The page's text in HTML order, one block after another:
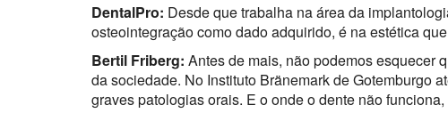
DentalPro: Desde que trabalha na área da
osteointegração como dado adquirido, é na estética
Bertil Friberg: Antes de mais, não podemos esquecer
da sociedade. No Instituto Bränemark de Gotemburgo
graves patologias orais. E o onde o dente não